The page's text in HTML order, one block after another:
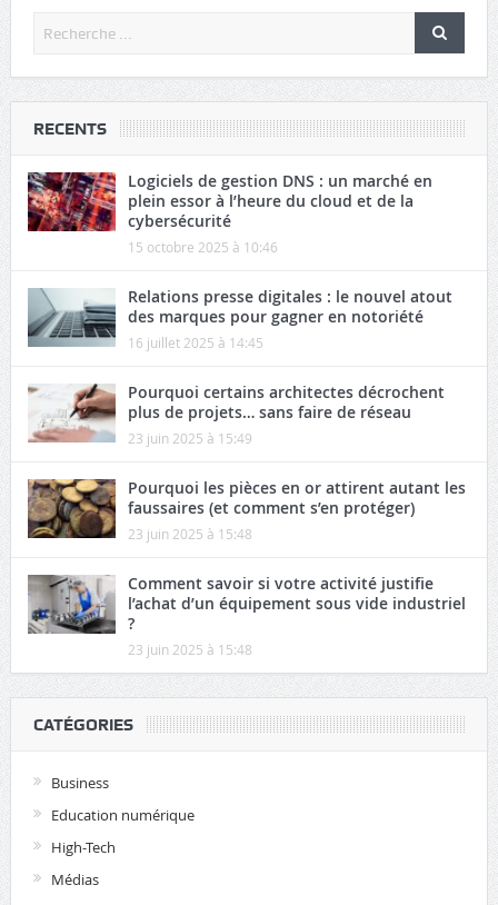
RECENTS
Logiciels de gestion DNS : un marché en
plein essor à l’heure du cloud et de la
cybersécurité
15 octobre 2025 à 10:46
Relations presse digitales : le nouvel atout
des marques pour gagner en notoriété
16 juillet 2025 à 14:45
Pourquoi certains architectes décrochent
plus de projets… sans faire de réseau
23 juin 2025 à 15:49
Pourquoi les pièces en or attirent autant les
faussaires (et comment s’en protéger)
23 juin 2025 à 15:48
Comment savoir si votre activité justifie
l’achat d’un équipement sous vide industriel
?
23 juin 2025 à 15:48
CATÉGORIES
Business
Education numérique
High-Tech
Médias